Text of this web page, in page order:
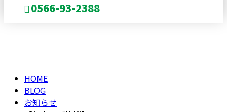
0566-93-2388
HOME
BLOG
お知らせ